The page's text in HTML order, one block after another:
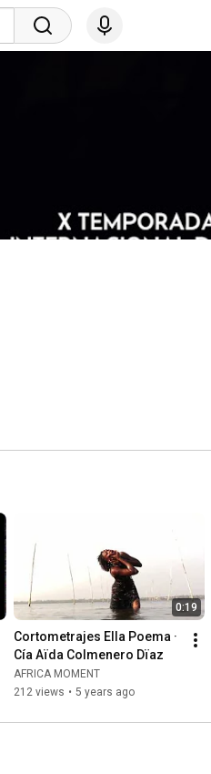
0:19
Cortometrajes Ella Poema ·
Cía Aïda Colmenero Dïaz
AFRICA MOMENT
212 views • 5 years ago